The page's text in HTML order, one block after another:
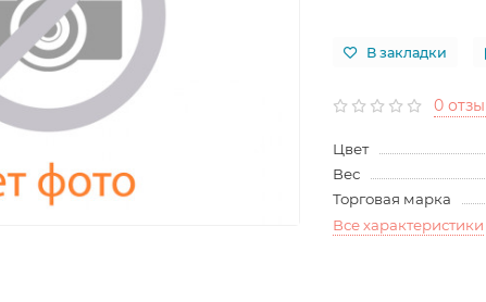
В закладки
0
Цвет
Вес
Торговая марка
Все характеристики